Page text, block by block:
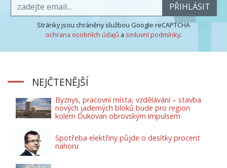
PŘIHLÁSIT
Stránky jsou chráněny službou Google reCAPTCHA
ochrana osobních údajů a smluvní podmínky.
NEJČTENĚJŠÍ
Byznys, pracovní místa, vzdělávání – stavba
nových jaderných bloků bude pro region
kolem Dukovan obrovským impulsem
Spotřeba elektřiny půjde o desítky procent
nahoru